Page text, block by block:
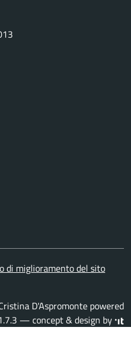
di miglioramento del sito
D'Aspromonte powered
— concept & design by